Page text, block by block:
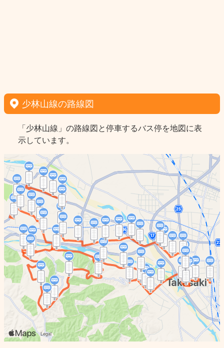
少林山線の路線図
「少林山線」の路線図と停車するバス停を地図に表
示しています。